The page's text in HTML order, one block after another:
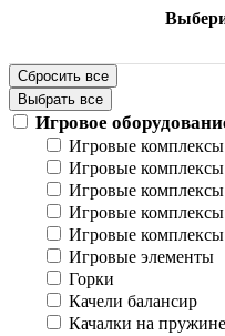
Сбросить все
Выбрать все
Игровое
Игровые комплексы
Игровые комплексы
Игровые
Игровые комплексы
Игровые
Игровые элементы
Горки
Качели балансир
Качалки на пружине